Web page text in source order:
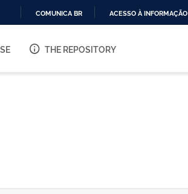
O
COMUNICA BR ACESSO À INFORMAÇÃO
THE REPOSITORY